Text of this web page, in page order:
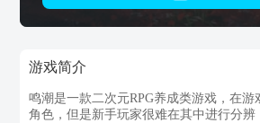
游戏简介
鸣潮是一款二次元RPG养成类游戏，在游
角色，但是新手玩家很难在其中进行分辨